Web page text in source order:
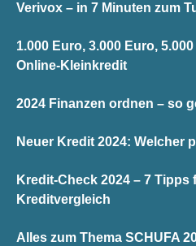
Verivox – in 7 Minuten zum
1.000 Euro, 3.000 Euro,
Online-Kleinkredit
2024 Finanzen ordnen – so
Neuer Kredit 2024: Welcher
Kredit-Check 2024 – 7 Tipps
Kreditvergleich
Alles zum Thema SCHUFA